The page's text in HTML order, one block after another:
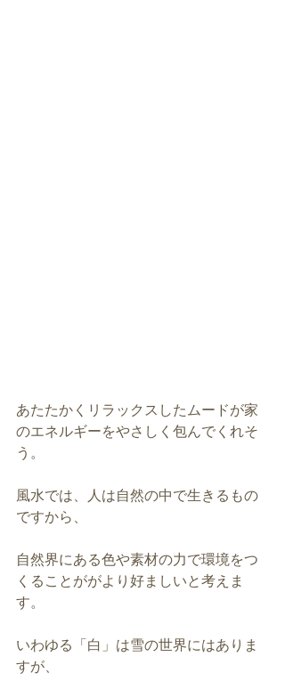
あたたかくリラックスしたムードが家
のエネルギーをやさしく包んでくれそ
う。
風水では、人は自然の中で生きるもの
ですから、
自然界にある色や素材の力で環境をつ
くることががより好ましいと考えま
す。
いわゆる「白」は雪の世界にはありま
すが、